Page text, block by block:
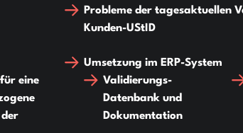
Probleme der tagesaktuellen
Kunden-UStID
eine
Umsetzung im ERP-System
Validierungs-
Datenbank und
Dokumentation